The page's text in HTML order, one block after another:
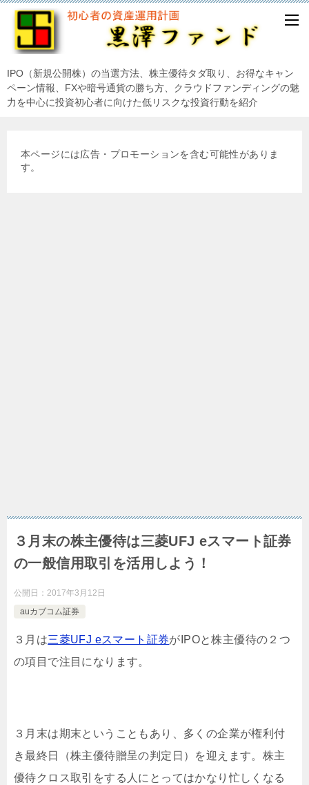
IPO（新規公開株）の当選方法、株主優待タダ取り、お得なキャン
ペーン情報、FXや暗号通貨の勝ち方、クラウドファンディングの魅
力を中心に投資初心者に向けた低リスクな投資行動を紹介
本ページには広告・プロモーションを含む可能性がありま
す。
３月末の株主優待は三菱UFJ eスマート証券
の一般信用取引を活用しよう！
公開日： 2017年3月12日
auカブコム証券
３月は三菱UFJ eスマート証券がIPOと株主優待の２つ
の項目で注目になります。
３月末は期末ということもあり、多くの企業が権利付
き最終日（株主優待贈呈の判定日）を迎えます。株主
優待クロス取引をする人にとってはかなり忙しくなる